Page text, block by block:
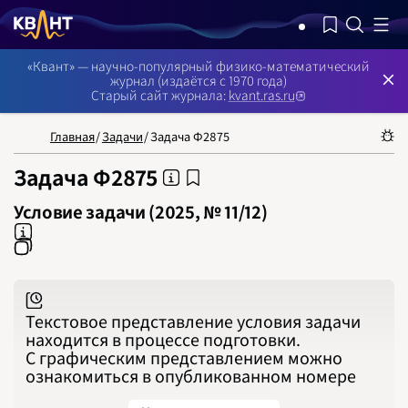
НОМЕРА СТАТЬИ ЗАДАЧИ УКАЗАТЕЛИ
1977
1978
1979
1980
1981
1982
1983
NB: Сортировка результатов — по релевантности, поиск в номерах
«Квант» — научно-популярный физико-математический
журнал (издаётся с 1970 года)
Старый сайт журнала: kvant.ras.ru
Главная/Задачи/Задача Ф2875
Задача Ф2875
Условие задачи (2025, № 11/12)
Текстовое представление условия задачи
находится в процессе подготовки.
С графическим представлением можно
ознакомиться в опубликованном номере